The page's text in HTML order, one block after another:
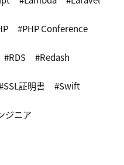
PHP Conference
RDS Redash
SSL証明書 Swift
ジニア